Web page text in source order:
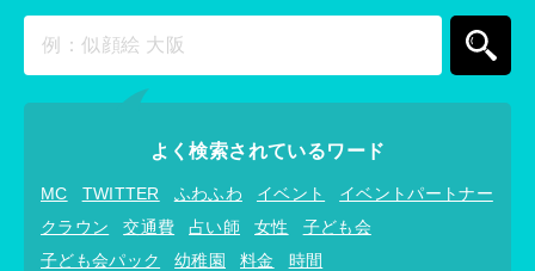
よく検索されているワード
MC TWITTER ふわふわ イベント
イベントパートナー
クラウン
交通費 占い師 女性
子ども会
子ども会パック
幼稚園 料金 時間